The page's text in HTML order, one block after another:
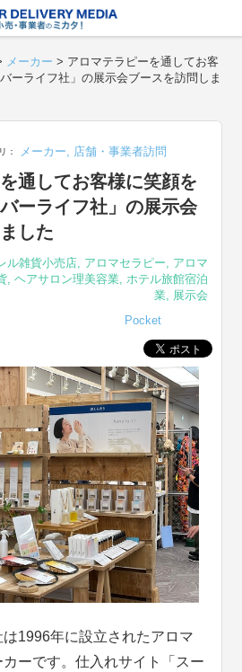
メーカー > アロマテラピーを通してお客
ーライフ社」の展示会ブースを訪問しま
： メーカー, 店舗・事業者訪問
通してお客様に笑顔を
ーライフ社」の展示会
した
ル雑貨小売店, アロマセラピー, アロマ
, ヘアサロン理美容業, ホテル旅館宿泊
業, 展示会
Pocket
1996年に設立されたアロマ
ーです。仕入れサイト「スー